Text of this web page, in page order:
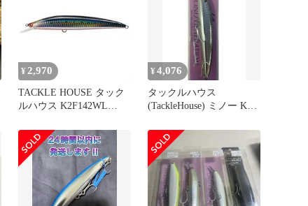
さい
¥ 2,970
TACKLE HOUSE タック
ルハウス K2F142WL
¥4,076
タックルハウス
(TackleHouse) ミノー K-
ション K2F 142mm 26.5g
シルバー・コノシロ #111
K2F142 T:1 ルアー